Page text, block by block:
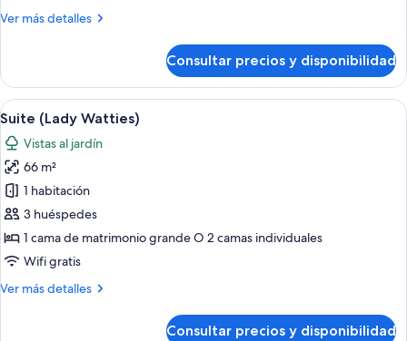
Ver más detalles
Más
(Homestead)
Consultar precios y disponibilidad
Abrir
todas
las
fotos
de
Suite
(Lady
Watties)
Amplia sala de estar con un sofá,
12
Suite (Lady Watties)
Vistas al jardín
66 m²
1 habitación
3 huéspedes
1 cama de matrimonio grande O 2 camas individuales
Wifi gratis
Ver más detalles
Más
Consultar precios y disponibilidad